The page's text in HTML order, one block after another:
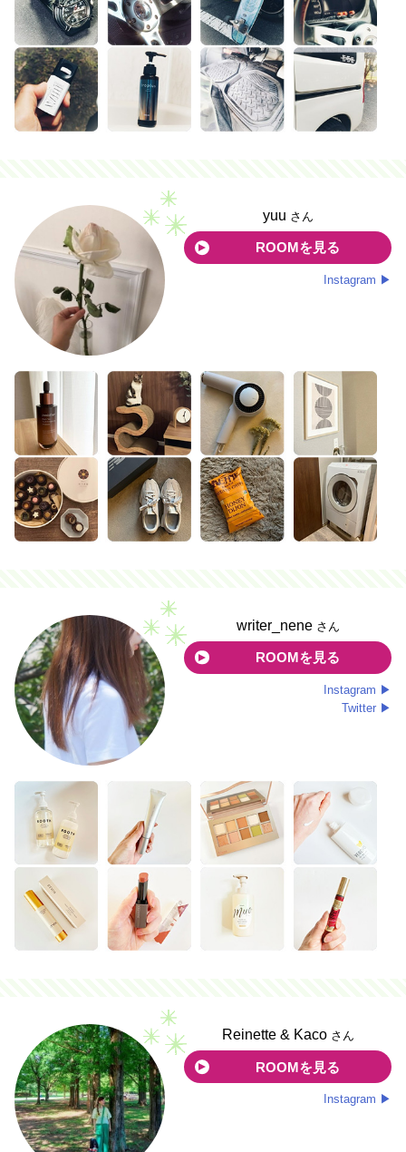
yuu さん
ROOMを見る
Instagram ▶
writer_nene さん
ROOMを見る
Instagram ▶
Twitter ▶
Reinette & Kaco さん
ROOMを見る
Instagram ▶